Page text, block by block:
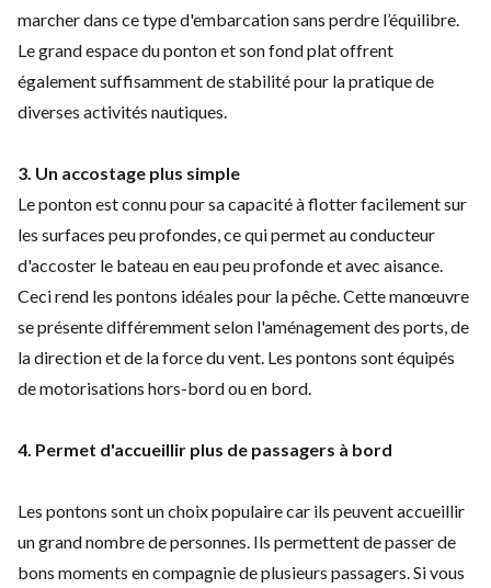
marcher dans ce type d'embarcation sans perdre l’équilibre.
Le grand espace du ponton et son fond plat offrent
également suffisamment de stabilité pour la pratique de
diverses activités nautiques.
3. Un accostage plus simple
Le ponton est connu pour sa capacité à flotter facilement sur
les surfaces peu profondes, ce qui permet au conducteur
d'accoster le bateau en eau peu profonde et avec aisance.
Ceci rend les pontons idéales pour la pêche. Cette manœuvre
se présente différemment selon l'aménagement des ports, de
la direction et de la force du vent. Les pontons sont équipés
de motorisations hors-bord ou en bord.
4. Permet d'accueillir plus de passagers à bord
Les pontons sont un choix populaire car ils peuvent accueillir
un grand nombre de personnes. Ils permettent de passer de
bons moments en compagnie de plusieurs passagers. Si vous